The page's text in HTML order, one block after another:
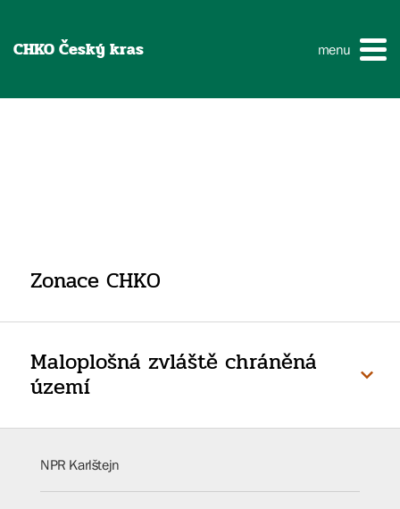
CHKO Český kras menu
Zonace CHKO
Maloplošná zvláště chráněná
území
NPR Karlštejn